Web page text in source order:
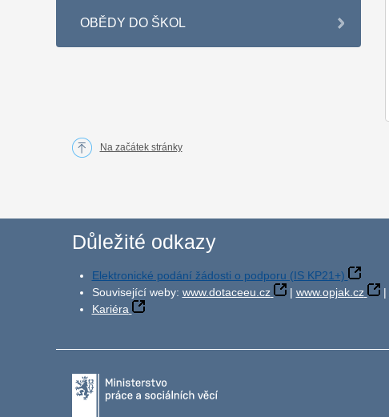
OBĚDY DO ŠKOL
Na začátek stránky
Důležité odkazy
Elektronické podání žádosti o podporu (IS KP21+)
Související weby: www.dotaceeu.cz | www.opjak.cz |
Kariéra